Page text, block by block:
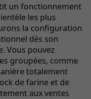
un fonctionnement
les plus
la configuration
dès son
Vous pouvez
groupées, comme
totalement
de farine et de
aux ventes